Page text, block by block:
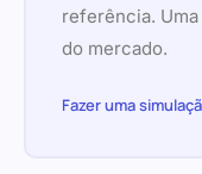
referência.
do mercado.
Fazer uma